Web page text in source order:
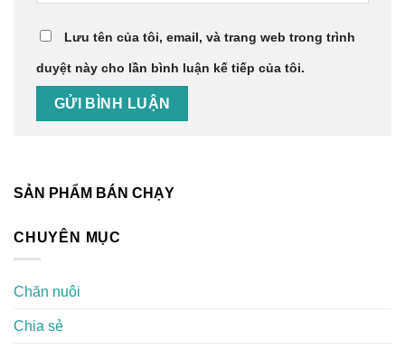
Lưu tên của tôi, email, và trang web trong trình
duyệt này cho lần bình luận kế tiếp của tôi.
SẢN PHẨM BÁN CHẠY
CHUYÊN MỤC
Chăn nuôi
Chia sẻ